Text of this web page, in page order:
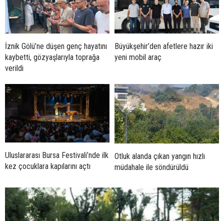
İznik Gölü’ne düşen genç hayatını
kaybetti, gözyaşlarıyla toprağa
verildi
Büyükşehir’den afetlere hazır iki
yeni mobil araç
Uluslararası Bursa Festivali’nde ilk
kez çocuklara kapılarını açtı
Otluk alanda çıkan yangın hızlı
müdahale ile söndürüldü